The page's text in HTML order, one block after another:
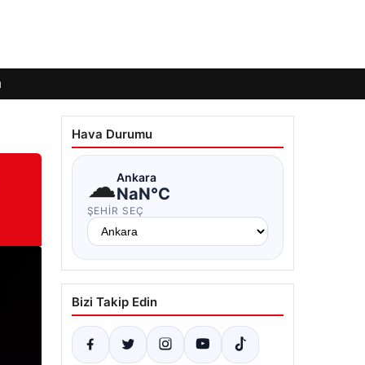
Hava Durumu
☁Ankara
NaN°C
ŞEHIR SEÇ
Bizi Takip Edin